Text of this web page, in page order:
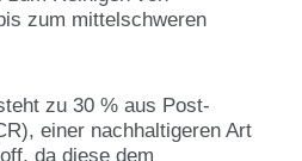
zum mittelschweren
zu 30 % aus Post-
einer nachhaltigeren Art
da diese dem